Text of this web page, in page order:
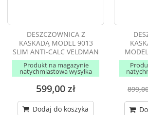
DESZCZOWNICA Z
KASKADĄ MODEL 9013
SLIM ANTI-CALC VELDMAN
Produkt na magazynie
natychmiastowa wysyłka
599,00 zł
Dodaj do koszyka